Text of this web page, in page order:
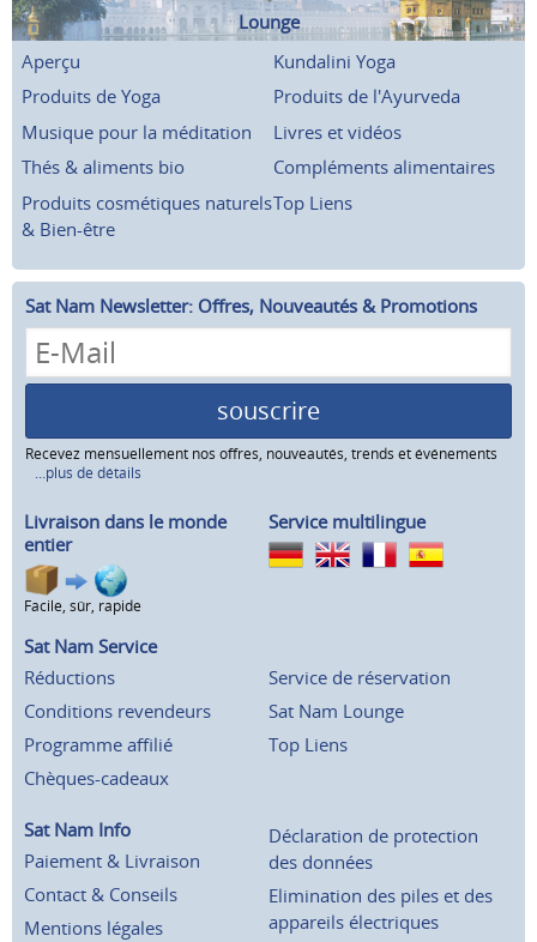
Lounge
Aperçu
Kundalini Yoga
Produits de Yoga
Produits de l'Ayurveda
Musique pour la méditation
Livres et vidéos
Thés & aliments bio
Compléments alimentaires
Produits cosmétiques naturels
& Bien-être
Top Liens
Sat Nam Newsletter: Offres, Nouveautés & Promotions
souscrire
Recevez mensuellement nos offres, nouveautés, trends et événements
...plus de détails
Livraison dans le monde
entier
Facile, sûr, rapide
Service multilingue
Sat Nam Service
Réductions
Conditions revendeurs
Programme affilié
Chèques-cadeaux
Service de réservation
Sat Nam Lounge
Top Liens
Sat Nam Info
Paiement & Livraison
Contact & Conseils
Mentions légales
Déclaration de protection
des données
Elimination des piles et des
appareils électriques